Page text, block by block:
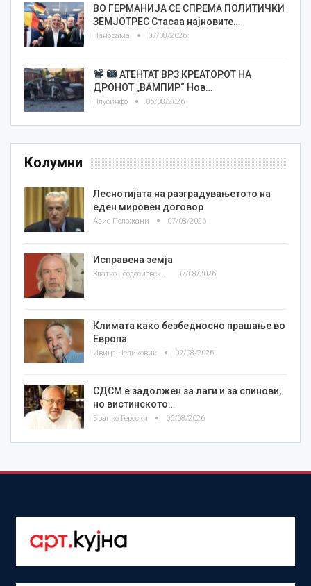
ВО ГЕРМАНИЈА СЕ СПРЕМА ПОЛИТИЧКИ
ЗЕМЈОТРЕС Стасаа најновите…
Панорама 07/08/2026
АТЕНТАТ ВРЗ КРЕАТОРОТ НА
ДРОНОТ „ВАМПИР“ Нов…
Плусинфо 06/08/2026
Колумни
Леснотијата на разградувањетото на
еден мировен договор
Азис Положани 07/08/2026
Исправена земја
Златко Теодосиевски 07/08/2026
Климата како безбедносно прашање во
Европа
Ивица Челиковиќ 07/08/2026
СДСМ е задолжен за лаги и за спинови,
но вистинското…
Бранко Героски 06/08/2026